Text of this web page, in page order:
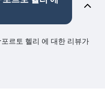
르토 헬리 에 대한 리뷰가